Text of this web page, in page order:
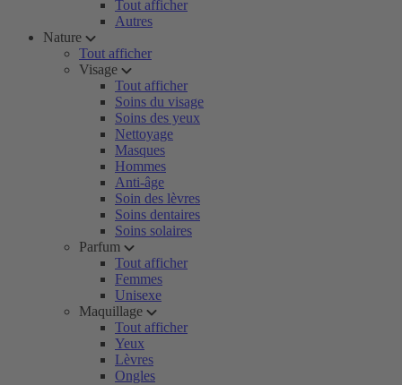
Tout afficher
Autres
Nature
Tout afficher
Visage
Tout afficher
Soins du visage
Soins des yeux
Nettoyage
Masques
Hommes
Anti-âge
Soin des lèvres
Soins dentaires
Soins solaires
Parfum
Tout afficher
Femmes
Unisexe
Maquillage
Tout afficher
Yeux
Lèvres
Ongles